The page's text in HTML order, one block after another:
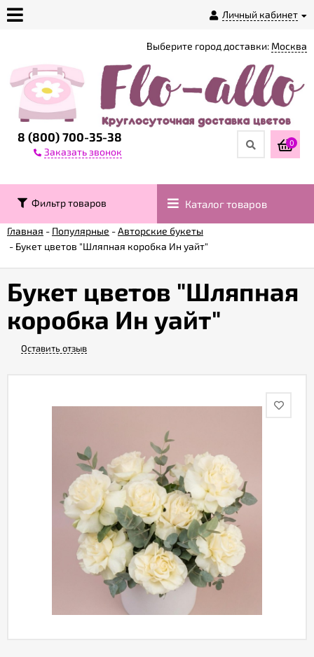
Личный кабинет
магазине
Доставка
Контакты
Возврат
Гарантии
Акции
оформить
конфиденциальности
8 (800) 700-35-38
Заказать звонок
Выберите город доставки: Москва
0
Фильтр товаров Каталог товаров
Главная - Популярные -Авторские букеты
- Букет цветов "Шляпная коробка Ин уайт"
Букет цветов "Шляпная
коробка Ин уайт"
Оставить отзыв